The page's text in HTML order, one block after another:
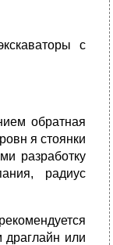
с
обратная
я стоянки
разработку
радиус
драглайн или